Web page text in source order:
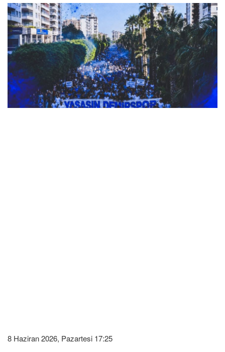
8 Haziran 2026, Pazartesi 17:25